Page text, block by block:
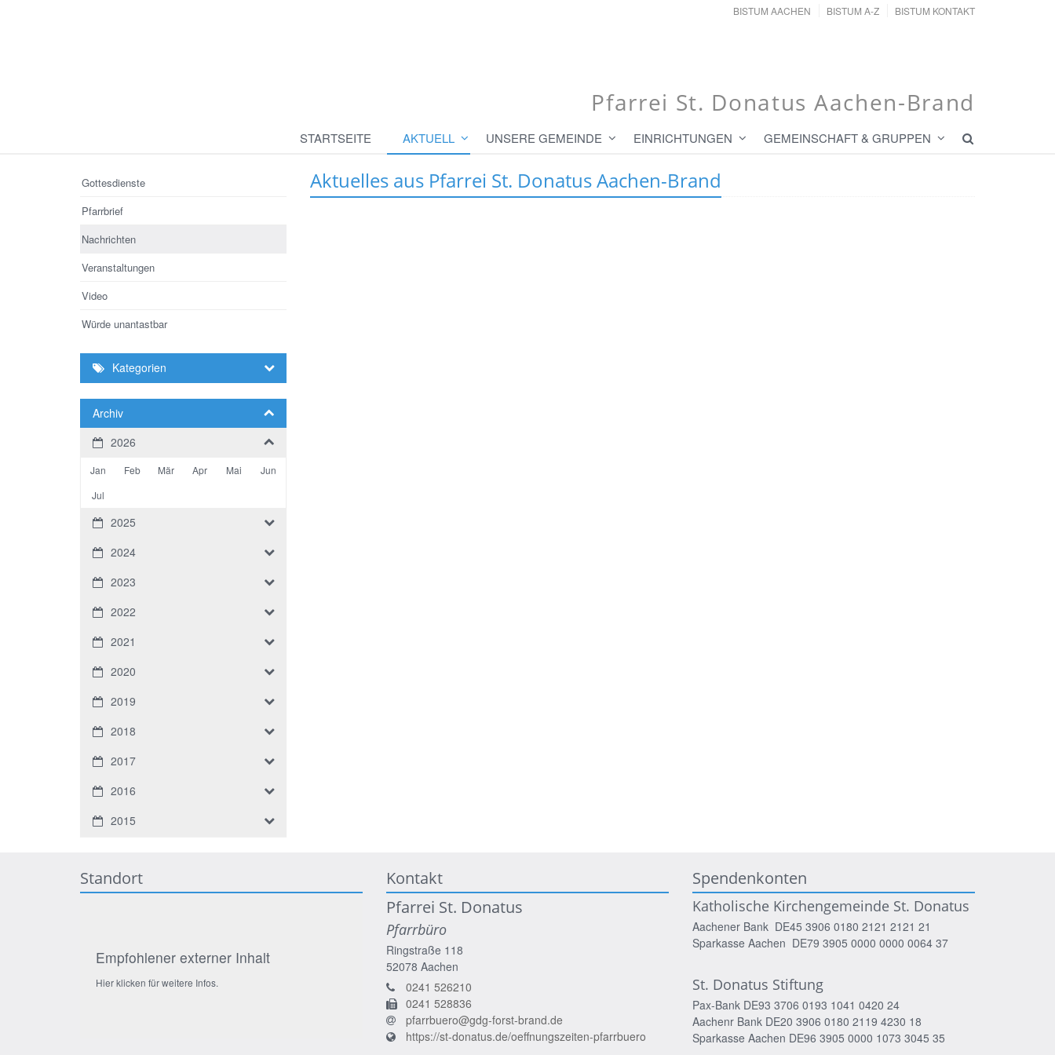
BISTUM AACHEN BISTUM A-Z BISTUM KONTAKT
Pfarrei St. Donatus Aachen-Brand
STARTSEITE AKTUELL UNSERE GEMEINDE EINRICHTUNGEN GEMEINSCHAFT & GRUPPEN
Aktuelles aus Pfarrei St. Donatus Aachen-Brand
Gottesdienste
Pfarrbrief
Nachrichten
Veranstaltungen
Video
Würde unantastbar
Kategorien
Archiv
2026
Jan Feb Mär Apr Mai
Jun
Jul
2025
2024
2023
2022
2021
2020
2019
2018
2017
2016
2015
Standort
Empfohlener externer Inhalt
Hier klicken für weitere Infos.
Kontakt
Pfarrei St. Donatus
Pfarrbüro
Ringstraße 118
52078 Aachen
0241 526210
0241 528836
pfarrbuero@gdg-forst-brand.de
https://st-donatus.de/oeffnungszeiten-pfarrbuero
Spendenkonten
Katholische Kirchengemeinde St. Donatus
Aachener Bank DE45 3906 0180 2121 2121 21
Sparkasse Aachen DE79 3905 0000 0000 0064 37
St. Donatus Stiftung
Pax-Bank DE93 3706 0193 1041 0420 24
Aachenr Bank DE20 3906 0180 2119 4230 18
Sparkasse Aachen DE96 3905 0000 1073 3045 35